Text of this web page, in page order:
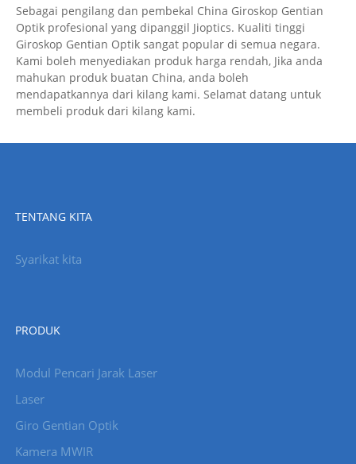
Sebagai pengilang dan pembekal China Giroskop Gentian
Optik profesional yang dipanggil Jioptics. Kualiti tinggi
Giroskop Gentian Optik sangat popular di semua negara.
Kami boleh menyediakan produk harga rendah, Jika anda
mahukan produk buatan China, anda boleh
mendapatkannya dari kilang kami. Selamat datang untuk
membeli produk dari kilang kami.
TENTANG KITA
Syarikat kita
PRODUK
Modul Pencari Jarak Laser
Laser
Giro Gentian Optik
Kamera MWIR